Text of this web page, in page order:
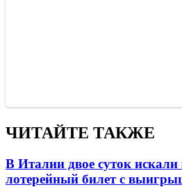
ЧИТАЙТЕ ТАКЖЕ
В Италии двое суток
лотерейный билет с